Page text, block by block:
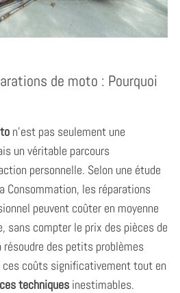
de moto : Pourquoi
n’est pas seulement une
un véritable parcours
personnelle. Selon une étude
Consommation, les réparations
peuvent coûter en moyenne
sans compter le prix des pièces de
résoudre des petits problèmes
ces coûts significativement tout en
techniquesinestimables.